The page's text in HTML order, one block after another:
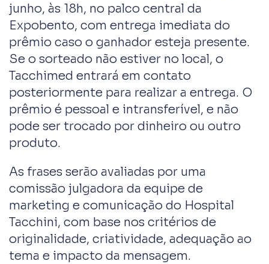
junho, às 18h, no palco central da
Expobento, com entrega imediata do
prêmio caso o ganhador esteja presente.
Se o sorteado não estiver no local, o
Tacchimed entrará em contato
posteriormente para realizar a entrega. O
prêmio é pessoal e intransferível, e não
pode ser trocado por dinheiro ou outro
produto.
As frases serão avaliadas por uma
comissão julgadora da equipe de
marketing e comunicação do Hospital
Tacchini, com base nos critérios de
originalidade, criatividade, adequação ao
tema e impacto da mensagem.